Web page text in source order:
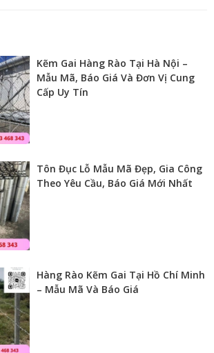
Kẽm Gai Hàng Rào Tại Hà Nội –
Mẫu Mã, Báo Giá Và Đơn Vị Cung
Cấp Uy Tín
Tôn Đục Lỗ Mẫu Mã Đẹp, Gia Công
Theo Yêu Cầu, Báo Giá Mới Nhất
Hàng Rào Kẽm Gai Tại Hồ Chí Minh
– Mẫu Mã Và Báo Giá